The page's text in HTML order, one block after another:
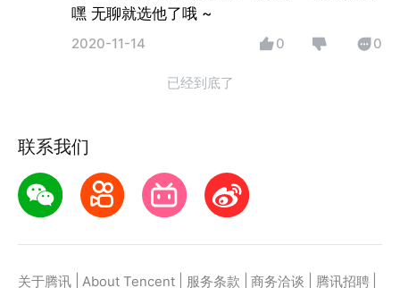
嘿 无聊就选他了哦 ~
2020-11-14 0 0
已经到底了
联系我们
关于腾讯 About Tencent 服务条款 商务洽谈 腾讯招聘